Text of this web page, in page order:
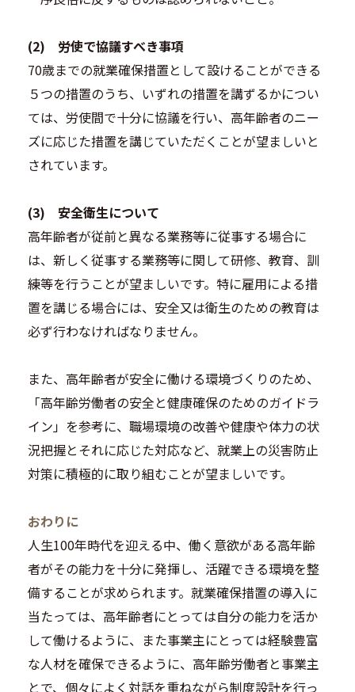
(2) 労使で協議すべき事項
70歳までの就業確保措置として設けることができる
５つの措置のうち、いずれの措置を講ずるかについ
ては、労使間で十分に協議を行い、高年齢者のニー
ズに応じた措置を講じていただくことが望ましいと
されています。
(3) 安全衛生について
高年齢者が従前と異なる業務等に従事する場合に
は、新しく従事する業務等に関して研修、教育、訓
練等を行うことが望ましいです。特に雇用による措
置を講じる場合には、安全又は衛生のための教育は
必ず行わなければなりません。
また、高年齢者が安全に働ける環境づくりのため、
「高年齢労働者の安全と健康確保のためのガイドラ
イン」を参考に、職場環境の改善や健康や体力の状
況把握とそれに応じた対応など、就業上の災害防止
対策に積極的に取り組むことが望ましいです。
おわりに
人生100年時代を迎える中、働く意欲がある高年齢
者がその能力を十分に発揮し、活躍できる環境を整
備することが求められます。就業確保措置の導入に
当たっては、高年齢者にとっては自分の能力を活か
して働けるように、また事業主にとっては経験豊富
な人材を確保できるように、高年齢労働者と事業主
とで、個々によく対話を重ねながら制度設計を行っ